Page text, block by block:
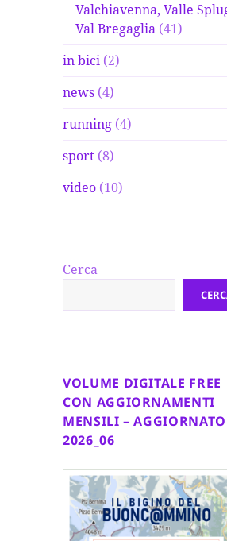
Valchiavenna, Valle
Val Bregaglia (41)
in bici (2)
news (4)
running (4)
sport (8)
video (10)
Cerca
VOLUME DIGITALE FREE
CON AGGIORNAMENTI
MENSILI –
2026_06